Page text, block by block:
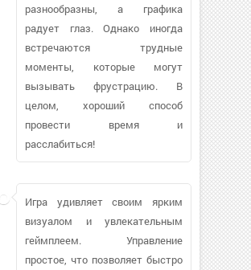
разнообразны, а графика
радует глаз. Однако иногда
встречаются трудные
моменты, которые могут
вызывать фрустрацию. В
целом, хороший способ
провести время и
расслабиться!
Игра удивляет своим ярким
визуалом и увлекательным
геймплеем. Управление
простое, что позволяет быстро